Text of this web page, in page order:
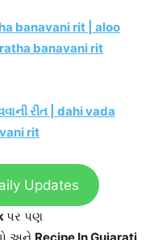
banavani rit | aloo
banavani rit
રીત | dahi vada
rit
Updates
પર પણ